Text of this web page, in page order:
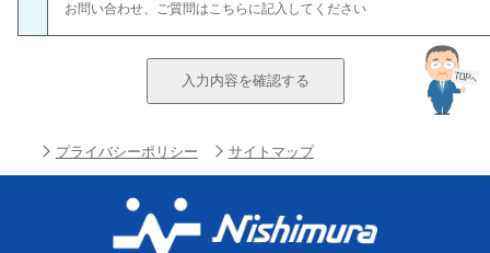
お問い合わせ、ご質問はこちらに記入してください
プライバシーポリシー サイトマップ